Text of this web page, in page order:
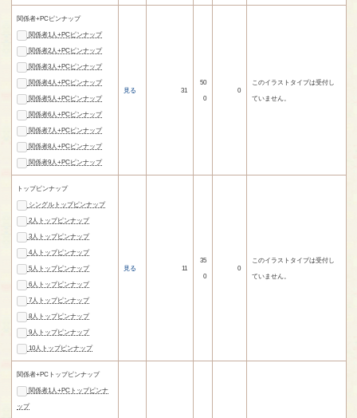
関係者+PCピンナップ
関係者1人+PCピンナップ
関係者2人+PCピンナップ
関係者3人+PCピンナップ
関係者4人+PCピンナップ
関係者5人+PCピンナップ
関係者6人+PCピンナップ
関係者7人+PCピンナップ
関係者8人+PCピンナップ
関係者9人+PCピンナップ
見る 31
50
0
0
このイラストタイプは受付し
ていません。
トップピンナップ
シングルトップピンナップ
2人トップピンナップ
3人トップピンナップ
4人トップピンナップ
5人トップピンナップ
6人トップピンナップ
7人トップピンナップ
8人トップピンナップ
9人トップピンナップ
10人トップピンナップ
見る 11
35
0
0
このイラストタイプは受付し
ていません。
関係者+PCトップピンナップ
関係者1人+PCトップピンナ
ップ